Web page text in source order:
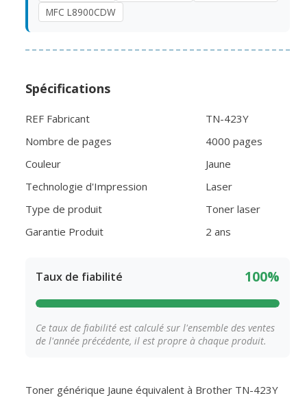
MFC L8900CDW
Spécifications
REF Fabricant
TN-423Y
Nombre de pages
4000 pages
Couleur
Jaune
Technologie d'Impression
Laser
Type de produit
Toner laser
Garantie Produit
2 ans
Taux de fiabilité 100%
Ce taux de fiabilité est calculé sur l'ensemble des ventes
de l'année précédente, il est propre à chaque produit.
Toner générique Jaune équivalent à Brother TN-423Y